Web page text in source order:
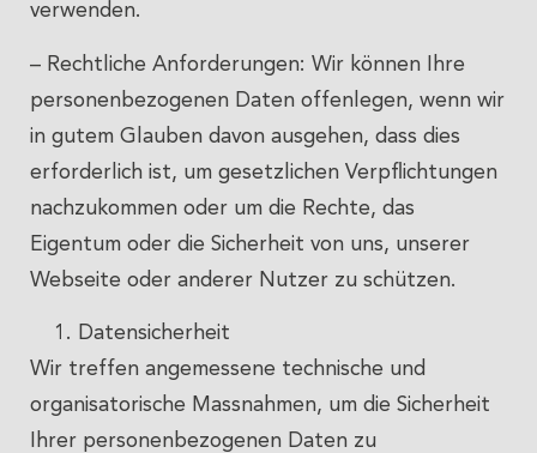
verwenden.
– Rechtliche Anforderungen: Wir können Ihre
personenbezogenen Daten offenlegen, wenn wir
in gutem Glauben davon ausgehen, dass dies
erforderlich ist, um gesetzlichen Verpflichtungen
nachzukommen oder um die Rechte, das
Eigentum oder die Sicherheit von uns, unserer
Webseite oder anderer Nutzer zu schützen.
Datensicherheit
Wir treffen angemessene technische und
organisatorische Massnahmen, um die Sicherheit
Ihrer personenbezogenen Daten zu